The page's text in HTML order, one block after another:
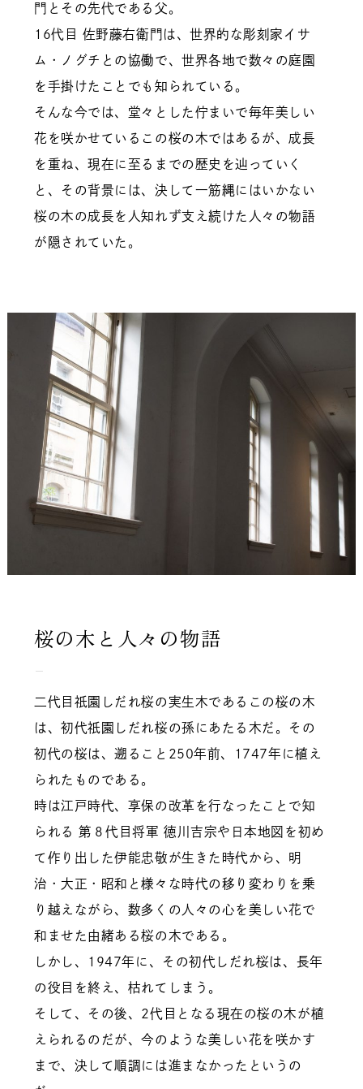
門とその先代である父。
16代目 佐野藤右衛門は、世界的な彫刻家イサ
ム・ノグチとの協働で、世界各地で数々の庭園
を手掛けたことでも知られている。
そんな今では、堂々とした佇まいで毎年美しい
花を咲かせているこの桜の木ではあるが、成長
を重ね、現在に至るまでの歴史を辿っていく
と、その背景には、決して一筋縄にはいかない
桜の木の成長を人知れず支え続けた人々の物語
が隠されていた。
桜の木と人々の物語
二代目祇園しだれ桜の実生木であるこの桜の木
は、初代祇園しだれ桜の孫にあたる木だ。その
初代の桜は、遡ること250年前、1747年に植え
られたものである。
時は江戸時代、享保の改革を行なったことで知
られる 第８代目将軍 徳川吉宗や日本地図を初め
て作り出した伊能忠敬が生きた時代から、明
治・大正・昭和と様々な時代の移り変わりを乗
り越えながら、数多くの人々の心を美しい花で
和ませた由緒ある桜の木である。
しかし、1947年に、その初代しだれ桜は、長年
の役目を終え、枯れてしまう。
そして、その後、2代目となる現在の桜の木が植
えられるのだが、今のような美しい花を咲かす
まで、決して順調には進まなかったというの